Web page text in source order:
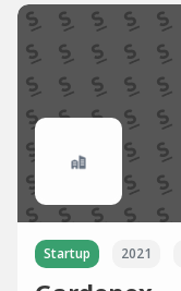
Startup 2021